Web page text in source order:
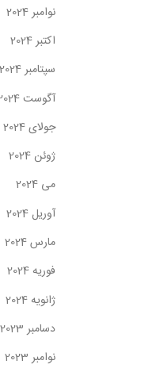
نوامبر 2024
اکتبر 2024
سپتامبر 2024
آگوست 2024
جولای 2024
ژوئن 2024
می 2024
آوریل 2024
مارس 2024
فوریه 2024
ژانویه 2024
دسامبر 2023
نوامبر 2023